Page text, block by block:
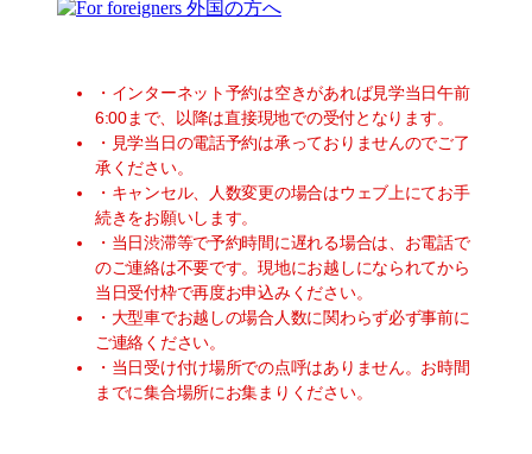
・インターネット予約は空きがあれば見学当日午前
6:00まで、以降は直接現地での受付となります。
・見学当日の電話予約は承っておりませんのでご了
承ください。
・キャンセル、⼈数変更の場合はウェブ上にてお⼿
続きをお願いします。
・当日渋滞等で予約時間に遅れる場合は、お電話で
のご連絡は不要です。現地にお越しになられてから
当日受付枠で再度お申込みください。
・大型車でお越しの場合人数に関わらず必ず事前に
ご連絡ください。
・当日受け付け場所での点呼はありません。お時間
までに集合場所にお集まりください。